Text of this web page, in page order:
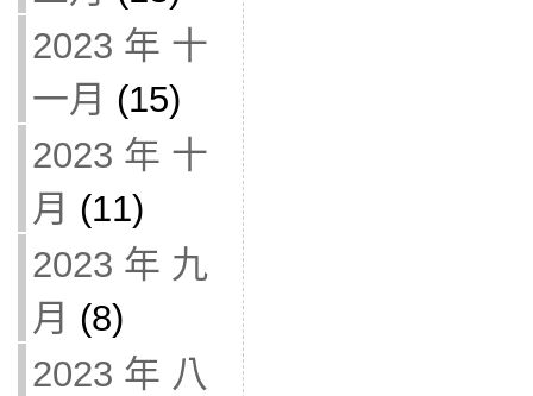
2023 年 十
一月 (15)
2023 年 十
月 (11)
2023 年 九
月 (8)
2023 年 八